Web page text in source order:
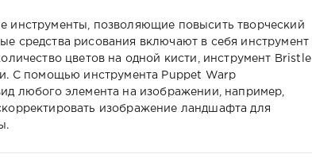
инструменты, позволяющие повысить творческий
средства рисования включают в себя инструмент
цветов на одной кисти, инструмент Bristle
С помощью инструмента Puppet Warp
любого элемента на изображении, например,
изображение ландшафта для